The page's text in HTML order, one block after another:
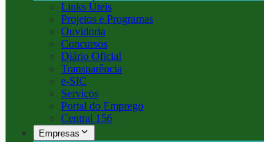
Links Úteis
Projetos e Programas
Ouvidoria
Concursos
Diário Oficial
Transparência
e-SIC
Serviços
Portal do Emprego
Central 156
Empresas